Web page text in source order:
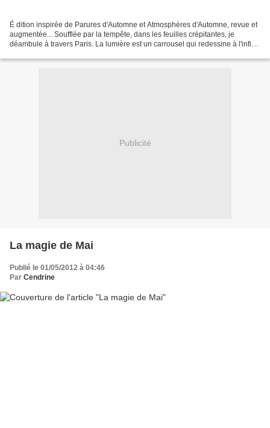
É dition inspirée de Parures d'Automne et Atmosphères d'Automne, revue et
augmentée... Soufflée par la tempête, dans les feuilles crépitantes, je
déambule à travers Paris. La lumière est un carrousel qui redessine à l'infini
Publicité
La magie de Mai
Publié le 01/05/2012 à 04:46
Par Cendrine